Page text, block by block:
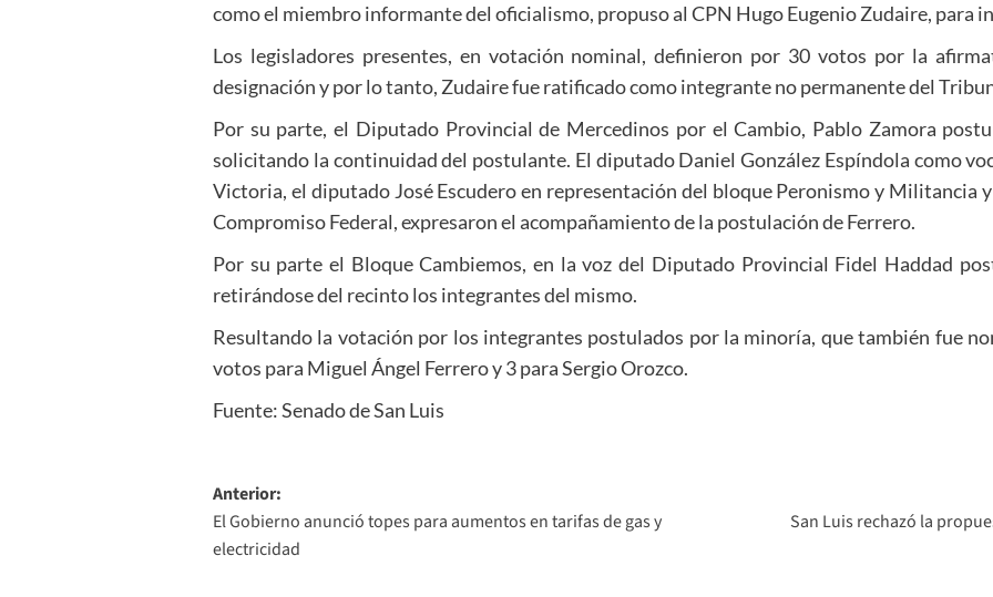
como el miembro informante del oficialismo, propuso al CPN Hugo Eugenio Zudaire, para
Los legisladores presentes, en votación nominal, definieron por 30 votos por la
designación y por lo tanto, Zudaire fue ratificado como integrante no permanente del
Por su parte, el Diputado Provincial de Mercedinos por el Cambio, Pablo Zamora
solicitando la continuidad del postulante. El diputado Daniel González Espíndola como
Victoria, el diputado José Escudero en representación del bloque Peronismo y Militancia
Compromiso Federal, expresaron el acompañamiento de la postulación de Ferrero.
Por su parte el Bloque Cambiemos, en la voz del Diputado Provincial Fidel Haddad
retirándose del recinto los integrantes del mismo.
Resultando la votación por los integrantes postulados por la minoría, que también fue
votos para Miguel Ángel Ferrero y 3 para Sergio Orozco.
Fuente: Senado de San Luis
Navegación
de
entradas
Anterior:
El Gobierno anunció topes para aumentos en tarifas de gas y
electricidad
San Luis rechazó la